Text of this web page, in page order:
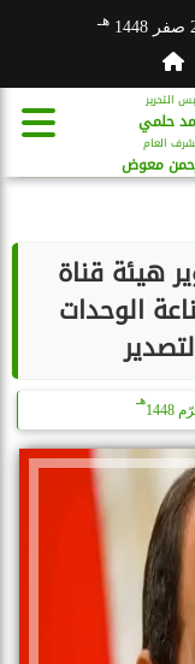
هـ
التحرير
حلمي
العام
معوض
هيئة قناة
الوحدات
هـ